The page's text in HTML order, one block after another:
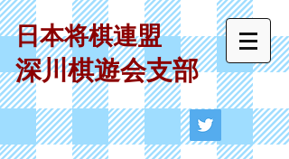
日本将棋連盟
深川棋遊会支部